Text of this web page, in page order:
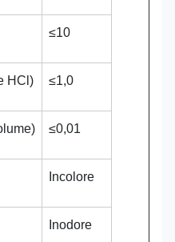
≤10
HCl) ≤1,0
≤0,01
Incolore
Inodore